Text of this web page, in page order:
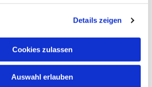
Details zeigen
Cookies zulassen
Auswahl erlauben